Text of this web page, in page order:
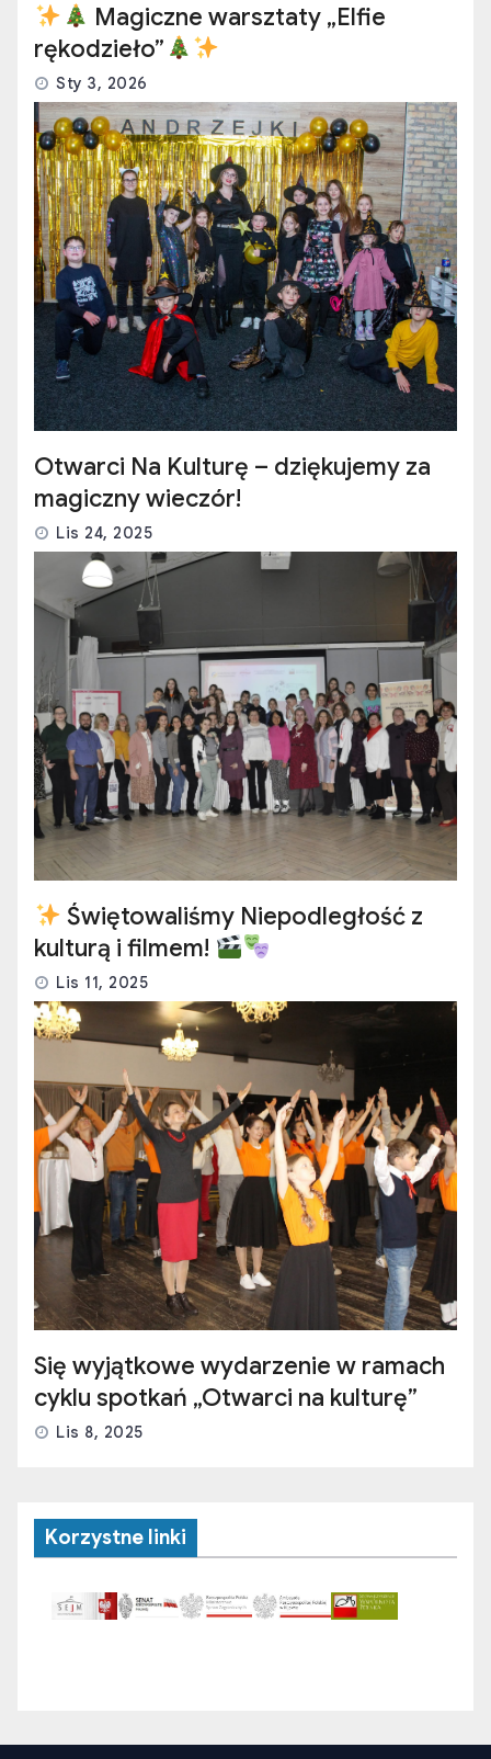
Magiczne warsztaty „Elfie
rękodzieło”
Sty 3, 2026
Otwarci Na Kulturę – dziękujemy za
magiczny wieczór!
Lis 24, 2025
Świętowaliśmy Niepodległość z
kulturą i filmem!
Lis 11, 2025
Się wyjątkowe wydarzenie w ramach
cyklu spotkań „Otwarci na kulturę”
Lis 8, 2025
Korzystne linki